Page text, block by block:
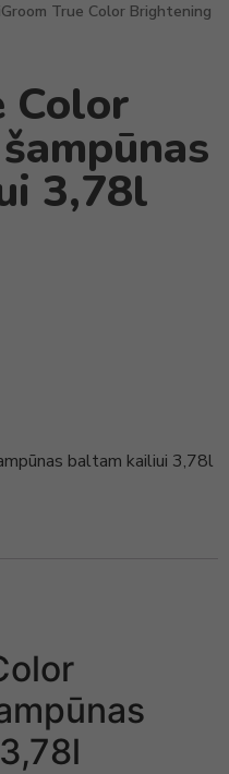
True Color Brightening
Color
3,78l
baltam kailiui 3,78l